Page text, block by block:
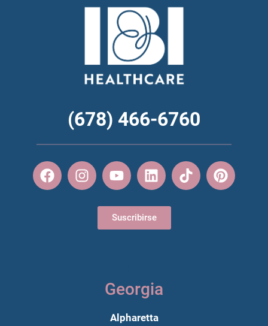
(678) 466-6760
Suscribirse
Georgia
Alpharetta